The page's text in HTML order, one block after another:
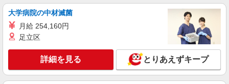
店舗スタッフ
時給1,300円 ※給与幅は経験・能力による ■食
事補助あり ⇒1食200円 ■昇給あり（年2回） ⇒ト
レーナーになったら… 通常時給＋300円！！ ■
研修時給 ⇒通常時給より変動なし ■高校生時給 ⇒
通常時給より変動なし ■深夜時給 ⇒22時以降時給
東京都千代田区有楽町2-3-5 aune有楽町3F
キープ 詳細を見る
大学病院の中材滅菌
月給 254,160円
足立区
詳細を見る とりあえずキープ